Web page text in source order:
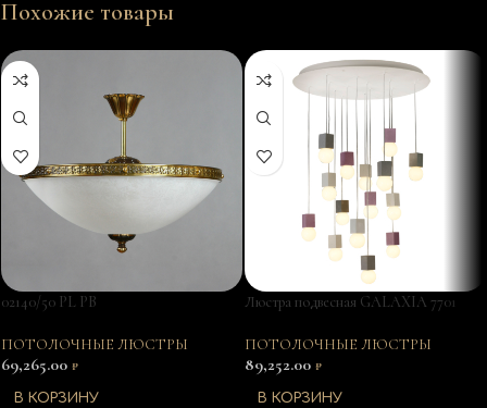
Похожие товары
02140/50 PL PB
ПОТОЛОЧНЫЕ ЛЮСТРЫ
69,265.00 ₽
В КОРЗИНУ
Люстра подвесная GALAXIA 7701
ПОТОЛОЧНЫЕ ЛЮСТРЫ
89,252.00 ₽
В КОРЗИНУ